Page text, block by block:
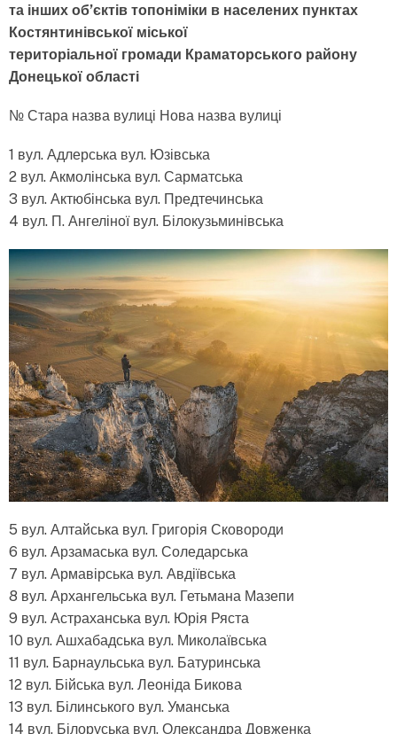
та інших об’єктів топоніміки в населених пунктах
Костянтинівської міської
територіальної громади Краматорського району
Донецької області
№ Стара назва вулиці Нова назва вулиці
1 вул. Адлерська вул. Юзівська
2 вул. Акмолінська вул. Сарматська
3 вул. Актюбінська вул. Предтечинська
4 вул. П. Ангеліної вул. Білокузьминівська
5 вул. Алтайська вул. Григорія Сковороди
6 вул. Арзамаська вул. Соледарська
7 вул. Армавірська вул. Авдіївська
8 вул. Архангельська вул. Гетьмана Мазепи
9 вул. Астраханська вул. Юрія Ряста
10 вул. Ашхабадська вул. Миколаївська
11 вул. Барнаульська вул. Батуринська
12 вул. Бійська вул. Леоніда Бикова
13 вул. Білинського вул. Уманська
14 вул. Білоруська вул. Олександра Довженка